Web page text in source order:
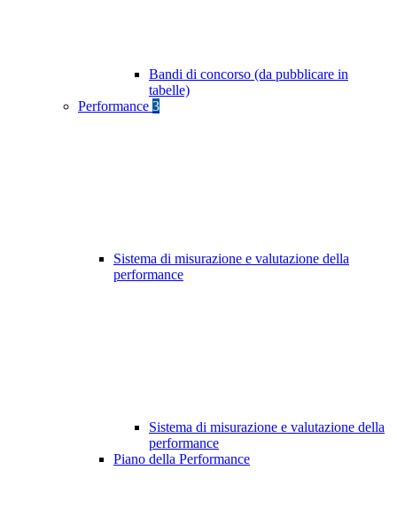
Bandi di concorso (da pubblicare in
tabelle)
Performance 3
Sistema di misurazione e valutazione della
performance
Sistema di misurazione e valutazione della
performance
Piano della Performance